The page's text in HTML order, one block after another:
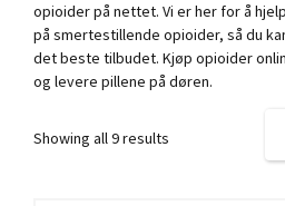
opioider på nettet. Vi er her for å
på smertestillende opioider, så du
det beste tilbudet. Kjøp opioider
og levere pillene på døren.
Showing all 9 results